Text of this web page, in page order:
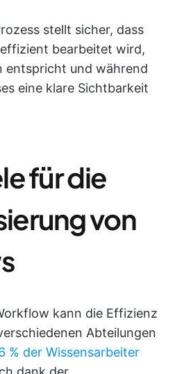
stellt sicher, dass
bearbeitet wird,
entspricht und während
eine klare Sichtbarkeit
für die
von
kann die Effizienz
Abteilungen
% der Wissensarbeiter